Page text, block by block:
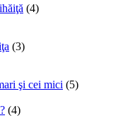
(4)
(3)
şi cei mici (5)
(4)